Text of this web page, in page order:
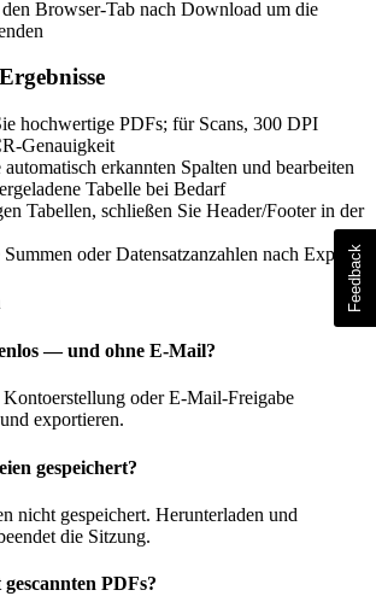
Browser-Tab nach Download um die
hochwertige PDFs; für Scans, 300 DPI
Genauigkeit
erkannten Spalten und bearbeiten
Tabelle bei Bedarf
Tabellen, schließen Sie Header/Footer in der
oder Datensatzanzahlen nach Export
— und ohne E-Mail?
Kontoerstellung oder E-Mail-Freigabe
exportieren.
gespeichert?
nicht gespeichert. Herunterladen und
die Sitzung.
PDFs?